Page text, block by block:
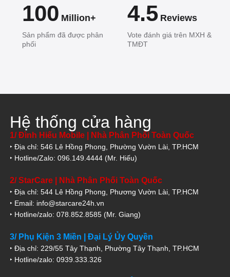
100 Million+
Sản phẩm đã được phân
phối
4.5 Reviews
Vote đánh giá trên MXH &
TMĐT
Hệ thống cửa hàng
1/ Đình Hiếu Mobile | Nhà Phân Phối Toàn Quốc
‣ Địa chỉ: 546 Lê Hồng Phong, Phường Vườn Lài, TP.HCM
‣ Hotline/Zalo: 096.149.4444 (Mr. Hiếu)
2/ StarCare | Nhà Phân Phối Toàn Quốc
‣ Địa chỉ: 544 Lê Hồng Phong, Phương Vườn Lài, TP.HCM
‣ Email: info@starcare24h.vn
‣ Hotline/zalo: 078.852.8585 (Mr. Giang)
3/ Phụ Kiện 3 Miền | Đại Lý Ủy Quyền
‣ Địa chỉ: 229/55 Tây Thạnh, Phường Tây Thạnh, TP.HCM
‣ Hotline/zalo: 0939.333.326